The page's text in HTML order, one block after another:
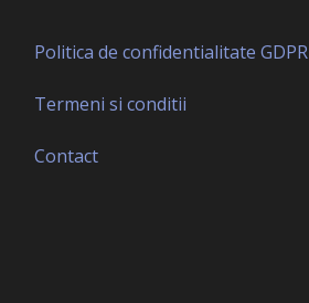
Politica de confidentialitate GDPR
Termeni si conditii
Contact